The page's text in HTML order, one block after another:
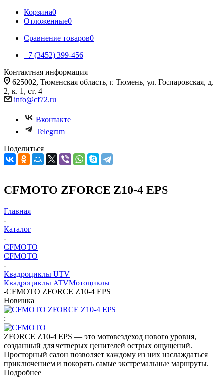
Корзина0
Отложенные0
Сравнение товаров0
+7 (3452) 399-456
Контактная информация
625002, Тюменская область, г. Тюмень, ул. Госпаровская, д.
2, к. 1, ст. 4
info@cf72.ru
Вконтакте
Telegram
Поделиться
CFMOTO ZFORCE Z10-4 EPS
Главная
-
Каталог
-
CFMOTO
CFMOTO
-
Квадроциклы UTV
Квадроциклы ATVМотоциклы
-CFMOTO ZFORCE Z10-4 EPS
Новинка
:
ZFORCE Z10-4 EPS — это мотовездеход нового уровня,
созданный для четверых ценителей острых ощущений.
Просторный салон позволяет каждому из них наслаждаться
приключением и покорять самые экстремальные маршруты.
Подробнее